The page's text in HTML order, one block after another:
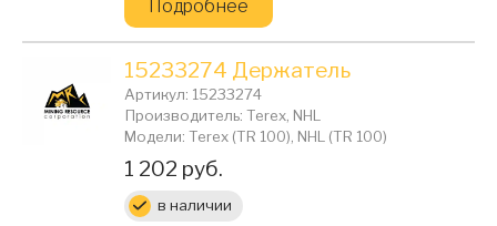
Подробнее
15233274 Держатель
Артикул: 15233274
Производитель: Terex, NHL
Модели: Terex (TR 100), NHL (TR 100)
Цена:
1 202 руб.
в наличии